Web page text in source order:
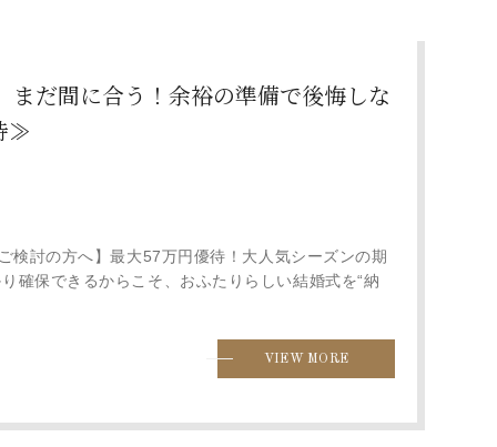
まだ間に合う！余裕の準備で後悔しな
≫
検討の方へ】最大57万円優待！大人気シーズンの期
確保できるからこそ、おふたりらしい結婚式を“納
VIEW MORE